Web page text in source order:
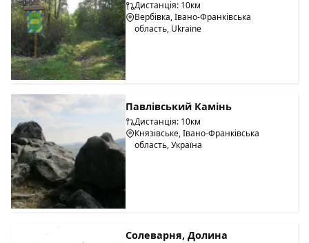
Дистанція: 10км
Вербівка, Івано-Франківська
область, Ukraine
Павлівський Камінь
Дистанція: 10км
Князівське, Івано-Франківська
область, Україна
Солеварня, Долина